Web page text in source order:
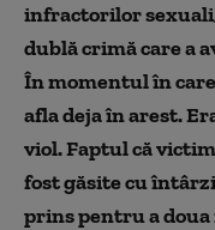
infractorilor
dublă crimă care a
În momentul în
afla deja în arest.
viol. Faptul că
fost găsite cu
prins pentru a